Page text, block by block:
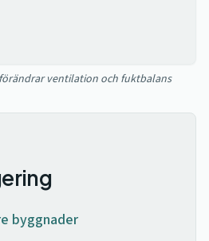
ventilation och fuktbalans
byggnader